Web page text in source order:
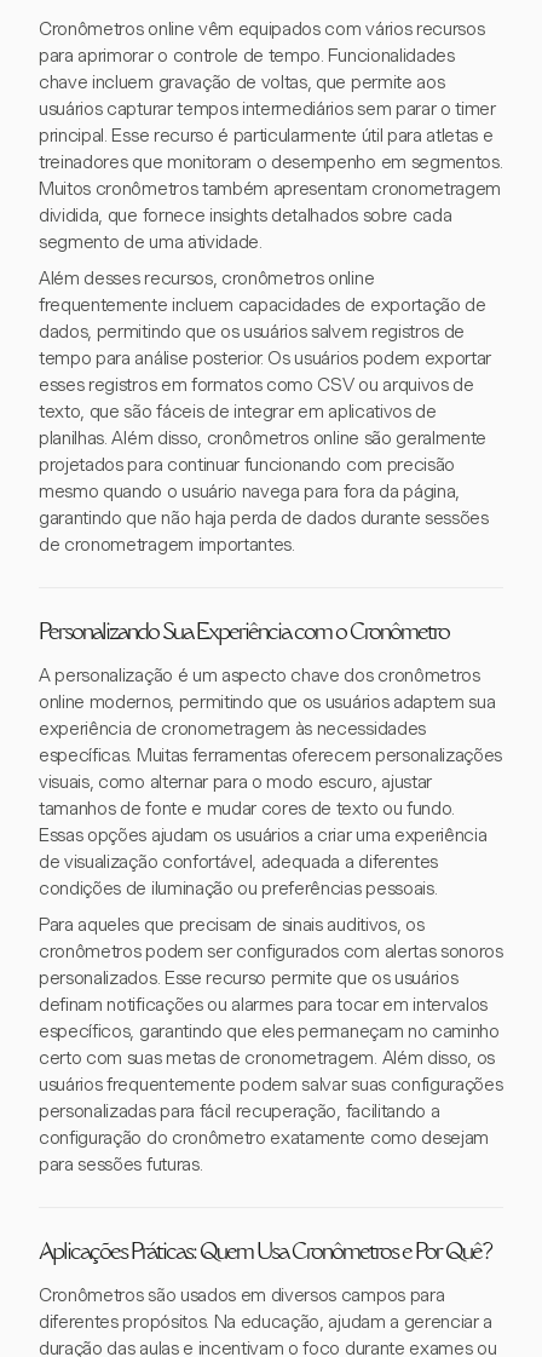
Cronômetros online vêm equipados com vários recursos
para aprimorar o controle de tempo. Funcionalidades
chave incluem gravação de voltas, que permite aos
usuários capturar tempos intermediários sem parar o timer
principal. Esse recurso é particularmente útil para atletas e
treinadores que monitoram o desempenho em segmentos.
Muitos cronômetros também apresentam cronometragem
dividida, que fornece insights detalhados sobre cada
segmento de uma atividade.
Além desses recursos, cronômetros online
frequentemente incluem capacidades de exportação de
dados, permitindo que os usuários salvem registros de
tempo para análise posterior. Os usuários podem exportar
esses registros em formatos como CSV ou arquivos de
texto, que são fáceis de integrar em aplicativos de
planilhas. Além disso, cronômetros online são geralmente
projetados para continuar funcionando com precisão
mesmo quando o usuário navega para fora da página,
garantindo que não haja perda de dados durante sessões
de cronometragem importantes.
Personalizando Sua Experiência com o Cronômetro
A personalização é um aspecto chave dos cronômetros
online modernos, permitindo que os usuários adaptem sua
experiência de cronometragem às necessidades
específicas. Muitas ferramentas oferecem personalizações
visuais, como alternar para o modo escuro, ajustar
tamanhos de fonte e mudar cores de texto ou fundo.
Essas opções ajudam os usuários a criar uma experiência
de visualização confortável, adequada a diferentes
condições de iluminação ou preferências pessoais.
Para aqueles que precisam de sinais auditivos, os
cronômetros podem ser configurados com alertas sonoros
personalizados. Esse recurso permite que os usuários
definam notificações ou alarmes para tocar em intervalos
específicos, garantindo que eles permaneçam no caminho
certo com suas metas de cronometragem. Além disso, os
usuários frequentemente podem salvar suas configurações
personalizadas para fácil recuperação, facilitando a
configuração do cronômetro exatamente como desejam
para sessões futuras.
Aplicações Práticas: Quem Usa Cronômetros e Por Quê?
Cronômetros são usados em diversos campos para
diferentes propósitos. Na educação, ajudam a gerenciar a
duração das aulas e incentivam o foco durante exames ou